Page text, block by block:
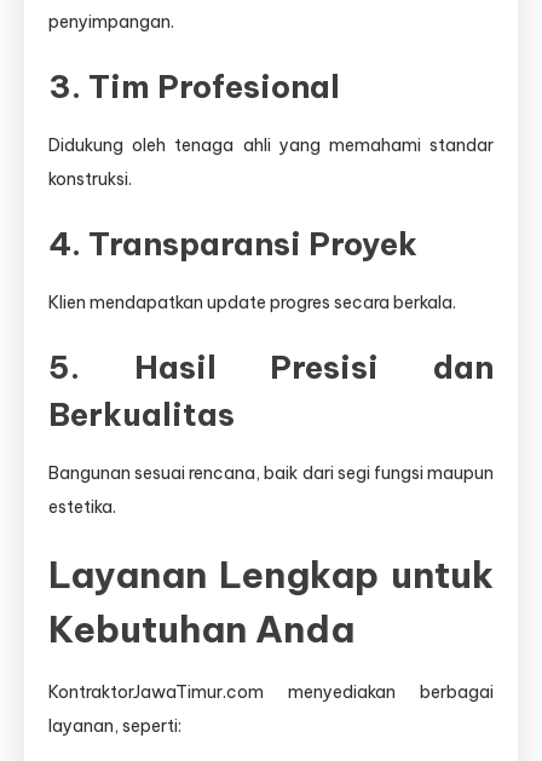
penyimpangan.
3. Tim Profesional
Didukung oleh tenaga ahli yang memahami standar
konstruksi.
4. Transparansi Proyek
Klien mendapatkan update progres secara berkala.
5. Hasil Presisi dan
Berkualitas
Bangunan sesuai rencana, baik dari segi fungsi maupun
estetika.
Layanan Lengkap untuk
Kebutuhan Anda
KontraktorJawaTimur.com menyediakan berbagai
layanan, seperti: